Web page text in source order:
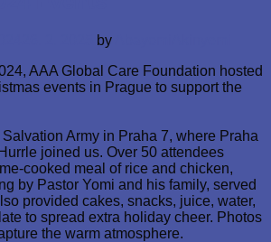
by
AAA Global Care Foundation hosted
events in Prague to support the
Army in Praha 7, where Praha
joined us. Over 50 attendees
cooked meal of rice and chicken,
by Pastor Yomi and his family, served
provided cakes, snacks, juice, water,
to spread extra holiday cheer. Photos
the warm atmosphere.